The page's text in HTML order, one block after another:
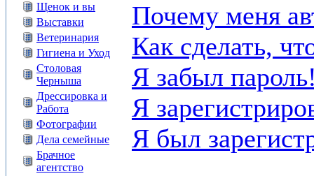
Щенок и вы
Выставки
Ветеринария
Гигиена и Уход
Столовая
Черныша
Дрессировка и
Работа
Фотографии
Дела семейные
Брачное
агентство
Почему меня
Как сделать,
Я забыл
Я
Я был